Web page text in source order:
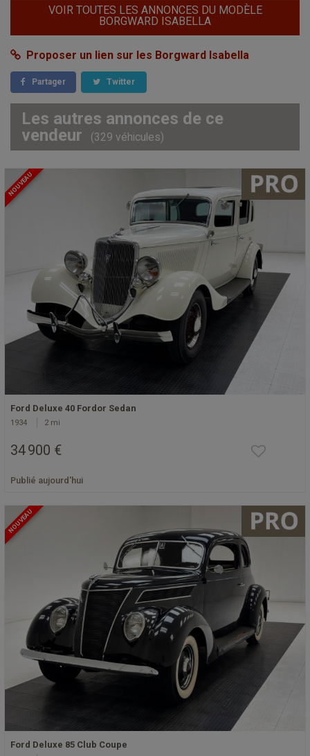
VOIR TOUTES LES ANNONCES DU MODÈLE
BORGWARD ISABELLA
Proposer un lien sur les Borgward Isabella
Partager Twitter
Les autres annonces de ce
vendeur
(329 véhicules)
NOUVEAU
Ford Deluxe 40 Fordor Sedan
1934 2 mi
34 900 €
Publié aujourd'hui
NOUVEAU
Ford Deluxe 85 Club Coupe